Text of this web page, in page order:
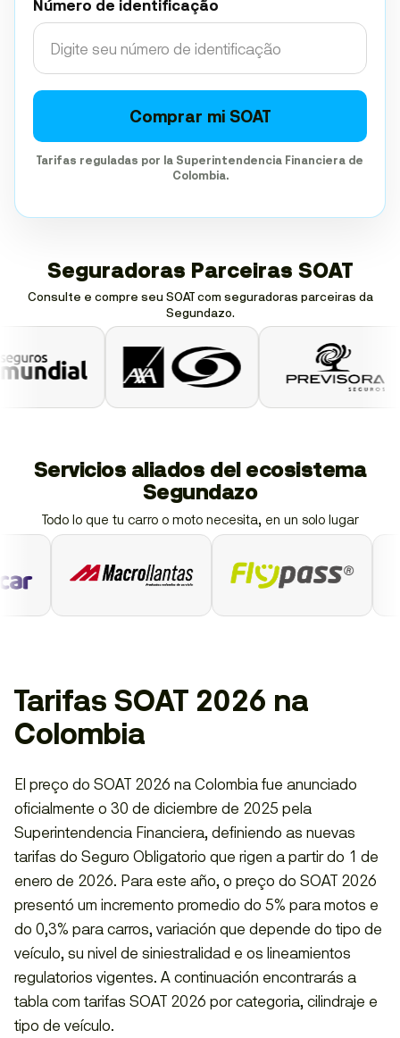
Número de identificação
Comprar mi SOAT
Tarifas reguladas por la Superintendencia Financiera de
Colombia.
Seguradoras Parceiras SOAT
Consulte e compre seu SOAT com seguradoras parceiras da
Segundazo.
Servicios aliados del ecosistema
Segundazo
Todo lo que tu carro o moto necesita, en un solo lugar
Tarifas SOAT 2026 na
Colombia
El preço do SOAT 2026 na Colombia fue anunciado
oficialmente o 30 de diciembre de 2025 pela
Superintendencia Financiera, definiendo as nuevas
tarifas do Seguro Obligatorio que rigen a partir do 1 de
enero de 2026. Para este año, o preço do SOAT 2026
presentó um incremento promedio do 5% para motos e
do 0,3% para carros, variación que depende do tipo de
veículo, su nivel de siniestralidad e os lineamientos
regulatorios vigentes. A continuación encontrarás a
tabla com tarifas SOAT 2026 por categoria, cilindraje e
tipo de veículo.